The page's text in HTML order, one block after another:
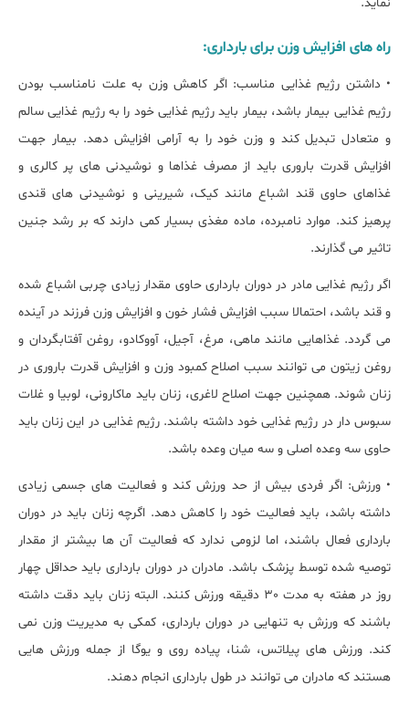
راه های افزایش وزن برای بارداری:
• داشتن رژیم غذایی مناسب: اگر کاهش وزن به علت نامناسب بودن
رژیم غذایی بیمار باشد، بیمار باید رژیم غذایی خود را به رژیم غذایی سالم
و متعادل تبدیل کند و وزن خود را به آرامی افزایش دهد. بیمار جهت
افزایش قدرت باروری باید از مصرف غذاها و نوشیدنی های پر کالری و
غذاهای حاوی قند اشباع مانند کیک، شیرینی و نوشیدنی های قندی
پرهیز کند. موارد نامبرده، ماده مغذی بسیار کمی دارند که بر رشد جنین
تاثیر می گذارند.
اگر رژیم غذایی مادر در دوران بارداری حاوی مقدار زیادی چربی اشباع شده
و قند باشد، احتمالا سبب افزایش فشار خون و افزایش وزن فرزند در آینده
می گردد. غذاهایی مانند ماهی، مرغ، آجیل، آووکادو، روغن آفتابگردان و
روغن زیتون می توانند سبب اصلاح کمبود وزن و افزایش قدرت باروری در
زنان شوند. همچنین جهت اصلاح لاغری، زنان باید ماکارونی، لوبیا و غلات
سبوس دار در رژیم غذایی خود داشته باشند. رژیم غذایی در این زنان باید
حاوی سه وعده اصلی و سه میان وعده باشد.
• ورزش: اگر فردی بیش از حد ورزش کند و فعالیت های جسمی زیادی
داشته باشد، باید فعالیت خود را کاهش دهد. اگرچه زنان باید در دوران
بارداری فعال باشند، اما لزومی ندارد که فعالیت آن ها بیشتر از مقدار
توصیه شده توسط پزشک باشد. مادران در دوران بارداری باید حداقل چهار
روز در هفته به مدت 30 دقیقه ورزش کنند. البته زنان باید دقت داشته
باشند که ورزش به تنهایی در دوران بارداری، کمکی به مدیریت وزن نمی
کند. ورزش های پیلاتس، شنا، پیاده روی و یوگا از جمله ورزش هایی
هستند که مادران می توانند در طول بارداری انجام دهند.